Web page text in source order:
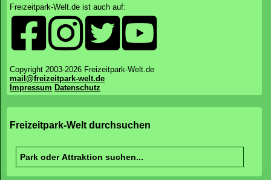
Freizeitpark-Welt.de ist auch auf:
Copyright 2003-2026 Freizeitpark-Welt.de
mail@freizeitpark-welt.de
Impressum Datenschutz
Freizeitpark-Welt durchsuchen